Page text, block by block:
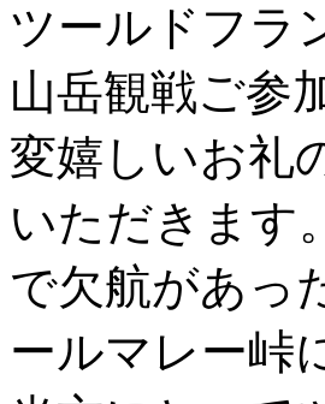
ツールドフ
山岳観戦ご参
変嬉しいお礼
いただきます
で欠航があっ
ールマレー峠